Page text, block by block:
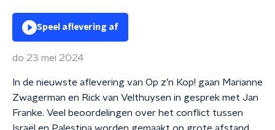
Speel aflevering af
do 23 mei 2024
In de nieuwste aflevering van Op z’n Kop! gaan Marianne
Zwagerman en Rick van Velthuysen in gesprek met Jan
Franke. Veel beoordelingen over het conflict tussen